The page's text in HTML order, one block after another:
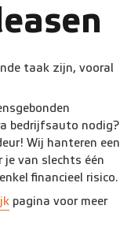
taak zijn, vooral
bedrijfsauto nodig?
Wij hanteren een
je van slechts één
financieel risico.
pagina voor meer